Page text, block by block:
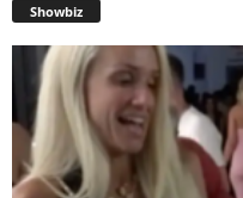
Showbiz